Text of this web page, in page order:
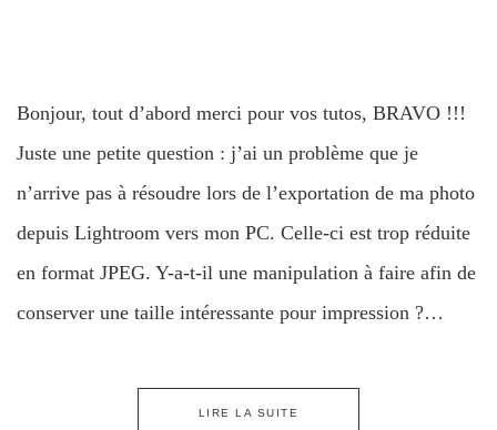
Bonjour, tout d’abord merci pour vos tutos, BRAVO !!!
Juste une petite question : j’ai un problème que je
n’arrive pas à résoudre lors de l’exportation de ma photo
depuis Lightroom vers mon PC. Celle-ci est trop réduite
en format JPEG. Y-a-t-il une manipulation à faire afin de
conserver une taille intéressante pour impression ?…
LIRE LA SUITE